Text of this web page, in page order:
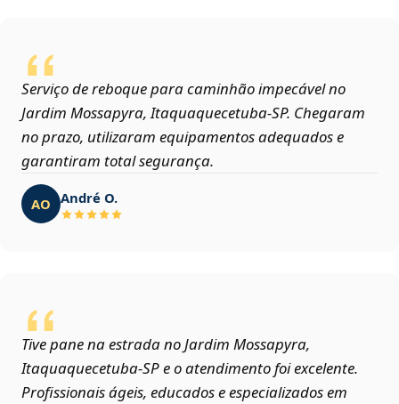
Serviço de reboque para caminhão impecável no
Jardim Mossapyra, Itaquaquecetuba‑SP. Chegaram
no prazo, utilizaram equipamentos adequados e
garantiram total segurança.
AO André O.
Tive pane na estrada no Jardim Mossapyra,
Itaquaquecetuba‑SP e o atendimento foi excelente.
Profissionais ágeis, educados e especializados em